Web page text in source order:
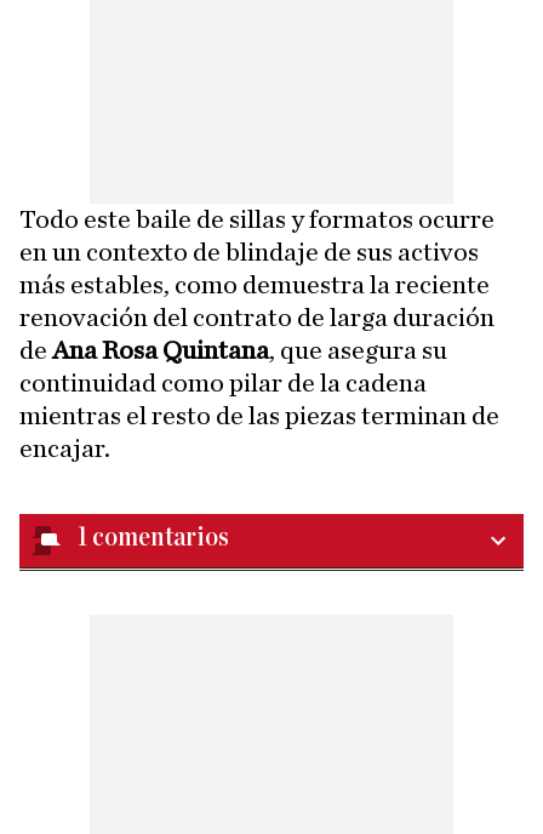
Todo este baile de sillas y formatos ocurre
en un contexto de blindaje de sus activos
más estables, como demuestra la reciente
renovación del contrato de larga duración
deAna Rosa Quintana, que asegura su
continuidad como pilar de la cadena
mientras el resto de las piezas terminan de
encajar.
1 comentarios